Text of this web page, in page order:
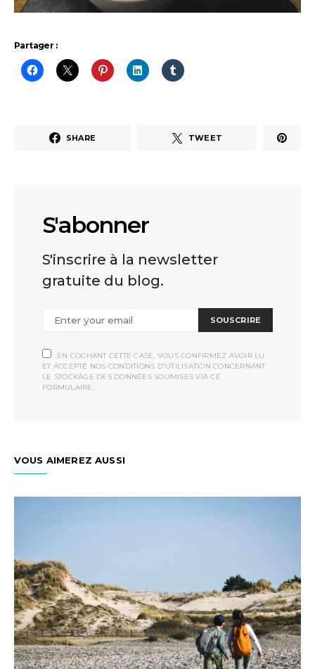
Partager :
SHARE TWEET
S'abonner
S'inscrire à la newsletter
gratuite du blog.
SOUSCRIRE
EN COCHANT CETTE CASE, VOUS CONFIRMEZ AVOIR LU
ET ACCEPTÉ NOS CONDITIONS D'UTILISATION CONCERNANT
LE STOCKAGE DES DONNÉES SOUMISES VIA CE
FORMULAIRE.
VOUS AIMEREZ AUSSI